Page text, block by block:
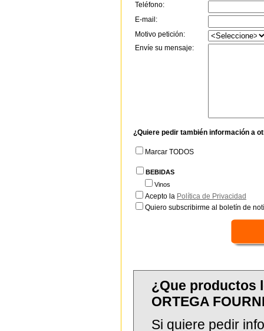
Teléfono:
E-mail:
Motivo petición:
Envíe su mensaje:
¿Quiere pedir también información a
Marcar TODOS
BEBIDAS
Vinos
Acepto la Política de Privacidad
Quiero subscribirme al boletín de
¿Que productos
ORTEGA
Si quiere pedir